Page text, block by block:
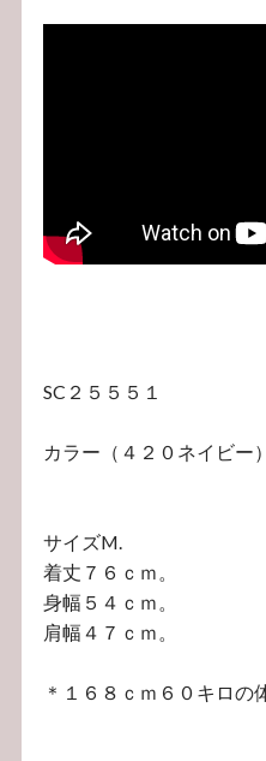
SC２５５５１
カラー（４２０ネイビー）
サイズM.
着丈７６ｃｍ。
身幅５４ｃｍ。
肩幅４７ｃｍ。
＊１６８ｃｍ６０キロの